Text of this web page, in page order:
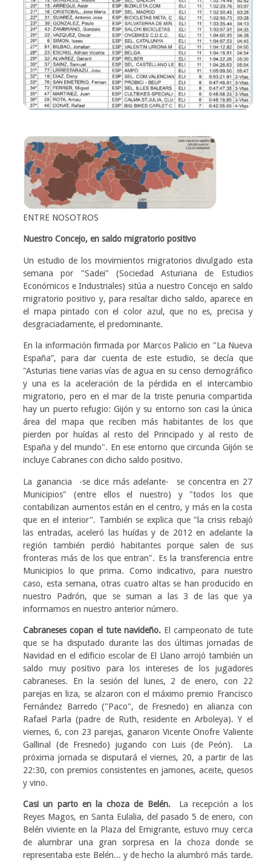
ENTRE NOSOTROS
Nuestro Concejo, en saldo migratorio positivo
Un estudio de los movimientos migratorios divulgado esta
semana por "Sadei" (Sociedad Asturiana de Estudios
Económicos e Industriales) sitúa a nuestro Concejo en saldo
migratorio positivo y, para resaltar dicho saldo, aparece en
el mapa pintado con el color azul, que no es, precisa y
desgraciadamente, el predominante.
En la información firmada por Marcos Palicio en "La Nueva
España”, para dar cuenta de este estudio, se decía que
"Asturias tiene varias vías de agua en su censo demográfico
y una es la aceleración de la pérdida en el intercambio
migratorio, pero en el mar de la triste penuria compartida
hay un puerto refugio: Gijón y su entorno son casi la única
área del mapa que reciben más habitantes de los que
pierden por huídas al resto del Principado y al resto de
España y del mundo". En ese entorno que circunda Gijón se
incluye Cabranes con dicho saldo positivo.
La ganancia -se dice más adelante- se concentra en 27
Municipios" (entre ellos el nuestro) y "todos los que
contabilizan aumentos están en el centro, y más en la costa
que en el interior". También se explica que "la crisis rebajó
las entradas, aceleró las huídas y de 2012 en adelante la
región también perdió habitantes porque salen de sus
fronteras más de los que entran". Es la transferencia entre
Municipios lo que prima. Como indicativo, para nuestro
caso, esta semana, otras cuatro altas se han producido en
nuestro Padrón, que se suman a las 3 de las que ya
informamos en nuestro anterior número.
Cabraneses copan el tute navideño.El campeonato de tute
que se ha disputado durante las dos últimas jornadas de
Navidad en el edificio escolar de El Llano arrojó también un
saldo muy positivo para los intereses de los jugadores
cabraneses. En la sesión del lunes, 2 de enero, con 22
parejas en liza, se alzaron con el máximo premio Francisco
Fernández Barredo ("Paco", de Fresnedo) en alianza con
Rafael Parla (padre de Ruth, residente en Arboleya). Y el
viernes, 6, con 23 parejas, ganaron Vicente Onofre Valiente
Gallinal (de Fresnedo) jugando con Luis (de Peón). La
próxima jornada se disputará el viernes, 20, a partir de las
22:30, con premios consistentes en jamones, aceite, quesos
y vino.
Casi un parto en la choza de Belén.La recepción a los
Reyes Magos, en Santa Eulalia, del pasado 5 de enero, con
Belén viviente en la Plaza del Emigrante, estuvo muy cerca
de alumbrar una gran sorpresa en la choza donde se
representaba este Belén... y de hecho la alumbró más tarde.